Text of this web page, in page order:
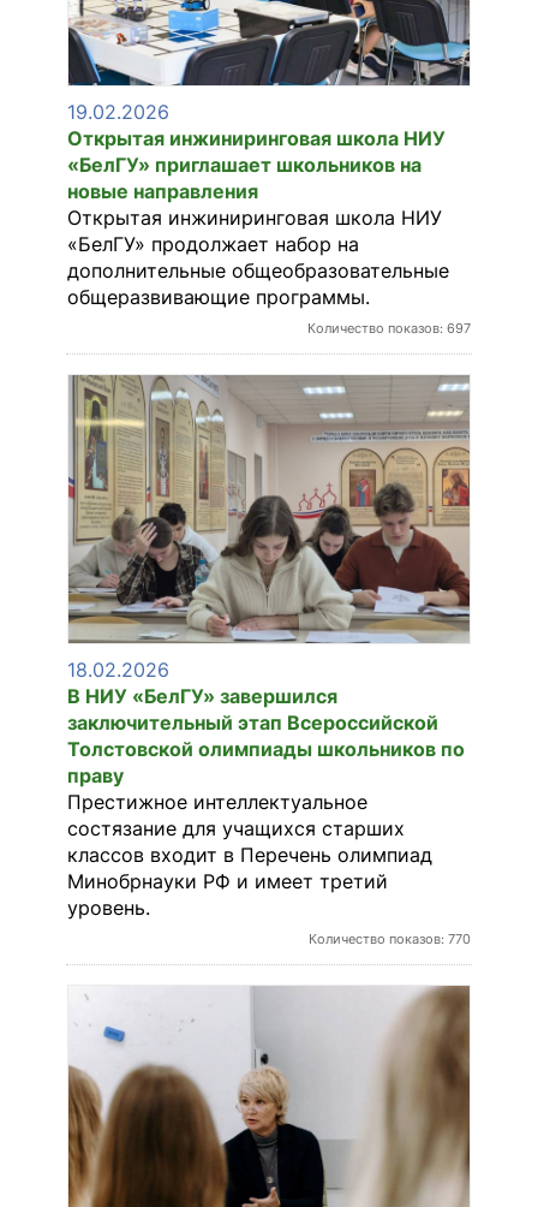
19.02.2026
Открытая инжиниринговая школа НИУ
«БелГУ» приглашает школьников на
новые направления
Открытая инжиниринговая школа НИУ
«БелГУ» продолжает набор на
дополнительные общеобразовательные
общеразвивающие программы.
Количество показов: 697
18.02.2026
В НИУ «БелГУ» завершился
заключительный этап Всероссийской
Толстовской олимпиады школьников по
праву
Престижное интеллектуальное
состязание для учащихся старших
классов входит в Перечень олимпиад
Минобрнауки РФ и имеет третий
уровень.
Количество показов: 770